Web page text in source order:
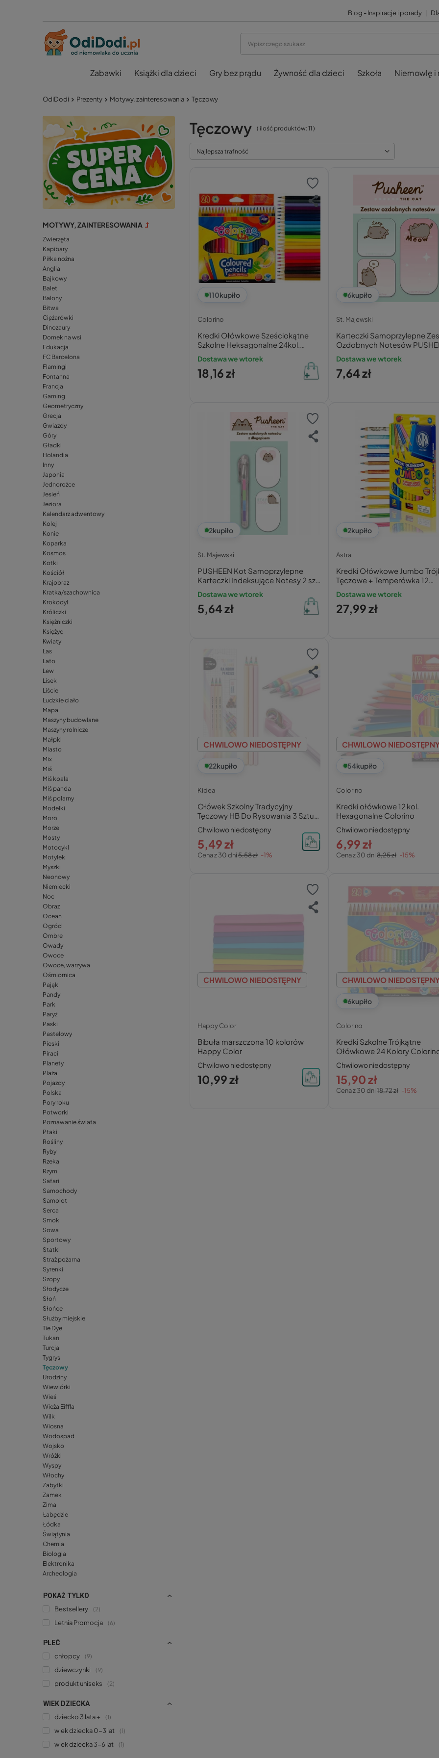
Blog - Inspiracje i porady
Zabawki Książki dla dzieci Gry bez prądu Żywność dla dzieci Szkoła Niemowlę i
OdiDodi Prezenty Motywy, zainteresowania Tęczowy
MOTYWY, ZAINTERESOWANIA
Zwierzęta
Kapibary
Piłka nożna
Anglia
Bajkowy
Balet
Balony
Bitwa
Ciężarówki
Dinozaury
Domek na wsi
Edukacja
FC Barcelona
Flamingi
Fontanna
Francja
Gaming
Geometryczny
Grecja
Gwiazdy
Góry
Gładki
Holandia
Inny
Japonia
Jednorożce
Jesień
Jeziora
Kalendarz adwentowy
Kolej
Konie
Koparka
Kosmos
Kotki
Kościół
Krajobraz
Kratka/szachownica
Krokodyl
Króliczki
Księżniczki
Księżyc
Kwiaty
Las
Lato
Lew
Lisek
Liście
Ludzkie ciało
Mapa
Maszyny budowlane
Maszyny rolnicze
Małpki
Miasto
Mix
Miś
Miś koala
Miś panda
Miś polarny
Modelki
Moro
Morze
Mosty
Motocykl
Motylek
Myszki
Neonowy
Niemiecki
Noc
Obraz
Ocean
Ogród
Ombre
Owady
Owoce
Owoce, warzywa
Ośmiornica
Pająk
Pandy
Park
Paryż
Paski
Pastelowy
Pieski
Piraci
Planety
Plaża
Pojazdy
Polska
Pory roku
Potworki
Poznawanie świata
Ptaki
Rośliny
Ryby
Rzeka
Rzym
Safari
Samochody
Samolot
Serca
Smok
Sowa
Sportowy
Statki
Straż pożarna
Syrenki
Szopy
Słodycze
Słoń
Słońce
Służby miejskie
Tie Dye
Tukan
Turcja
Tygrys
Tęczowy
Urodziny
Wiewiórki
Wieś
Wieża Eiffla
Wilk
Wiosna
Wodospad
Wojsko
Wróżki
Wyspy
Włochy
Zabytki
Zamek
Zima
Łabędzie
Łódka
Świątynia
Chemia
Biologia
Elektronika
Archeologia
POKAŻ TYLKO
Bestsellery
2
Letnia Promocja 6
PŁEĆ
chłopcy
9
dziewczynki 9
produkt uniseks 2
WIEK DZIECKA
dziecko 3 lata +
1
wiek dziecka 0-3 lat 1
wiek dziecka 3-6 lat 1
Tęczowy ( ilość produktów: 11 )
Najlepsza trafność
110kupiło
Colorino
Kredki Ołówkowe Sześciokątne
Szkolne Heksagonalne 24kol.
Colorino 14700
Dostawa we wtorek
18,16 zł
6kupiło
St. Majewski
Karteczki Samoprzylepne
Ozdobnych Notesów
3x30 St.Majewski
Dostawa we wtorek
7,64 zł
2kupiło
St. Majewski
PUSHEEN Kot Samoprzylepne
Karteczki Indeksujące Notesy 2 szt.
+ Długopis
Dostawa we wtorek
5,64 zł
2kupiło
Astra
Kredki Ołówkowe Jumbo
Tęczowe + Temperówka 12
Kolorów 3+ Astra
Dostawa we wtorek
27,99 zł
CHWILOWO NIEDOSTĘPNY
22kupiło
Kidea
Ołówek Szkolny Tradycyjny
Tęczowy HB Do Rysowania 3 Sztuki
Kidea
Chwilowo niedostępny
Cena z 30 dni5,58 zł -1%
5,49 zł
CHWILOWO
54kupiło
Colorino
Kredki ołówkowe 12 kol.
Hexagonalne Colorino
Chwilowo niedostępny
Cena z 30 dni8,25 zł -15%
6,99 zł
CHWILOWO NIEDOSTĘPNY
Happy Color
Bibuła marszczona 10 kolorów
Happy Color
Chwilowo niedostępny
10,99 zł
CHWILOWO
6kupiło
Colorino
Kredki Szkolne Trójkątne
Ołówkowe 24 Kolory
51828
Chwilowo niedostępny
Cena z 30 dni18,72 zł -15%
15,90 zł